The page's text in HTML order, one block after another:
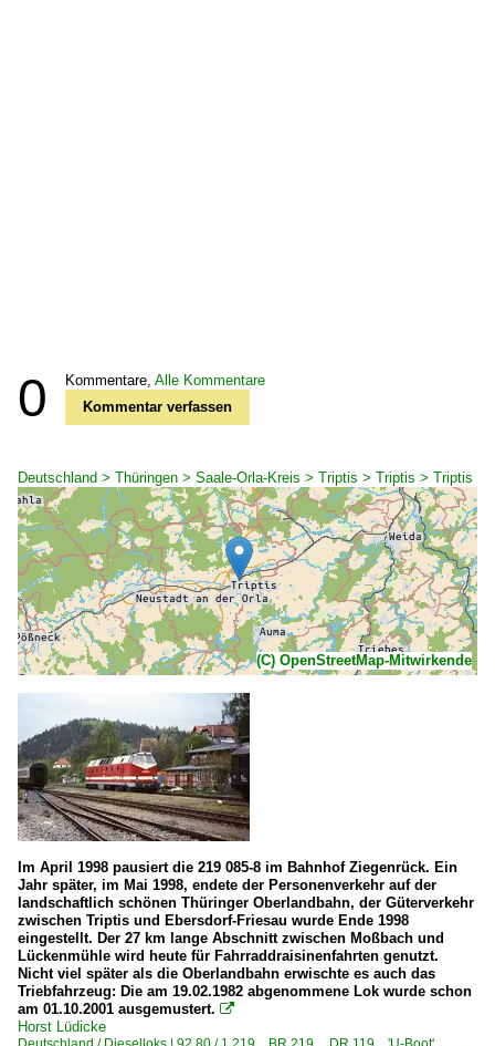
0 Kommentare, Alle Kommentare
Kommentar verfassen
Deutschland > Thüringen > Saale-Orla-Kreis > Triptis > Triptis > Triptis
(C) OpenStreetMap-Mitwirkende
Im April 1998 pausiert die 219 085-8 im Bahnhof Ziegenrück. Ein
Jahr später, im Mai 1998, endete der Personenverkehr auf der
landschaftlich schönen Thüringer Oberlandbahn, der Güterverkehr
zwischen Triptis und Ebersdorf-Friesau wurde Ende 1998
eingestellt. Der 27 km lange Abschnitt zwischen Moßbach und
Lückenmühle wird heute für Fahrraddraisinenfahrten genutzt.
Nicht viel später als die Oberlandbahn erwischte es auch das
Triebfahrzeug: Die am 19.02.1982 abgenommene Lok wurde schon
am 01.10.2001 ausgemustert. 
Horst Lüdicke